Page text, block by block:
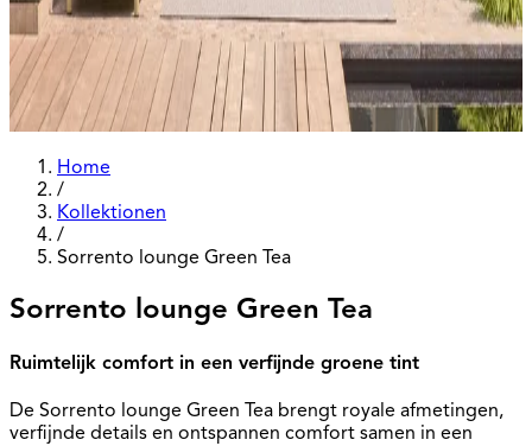
Home
/
Kollektionen
/
Sorrento lounge Green Tea
Sorrento lounge Green Tea
Ruimtelijk comfort in een verfijnde groene tint
De Sorrento lounge Green Tea brengt royale afmetingen,
verfijnde details en ontspannen comfort samen in een